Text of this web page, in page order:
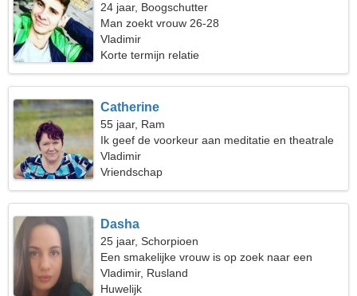
24 jaar, Boogschutter
Man zoekt vrouw 26-28
Vladimir
Korte termijn relatie
Catherine
55 jaar, Ram
Ik geef de voorkeur aan meditatie en theatrale
kunst
Vladimir
Vriendschap
Dasha
25 jaar, Schorpioen
Een smakelijke vrouw is op zoek naar een
liefdesrelatie
Vladimir, Rusland
Huwelijk